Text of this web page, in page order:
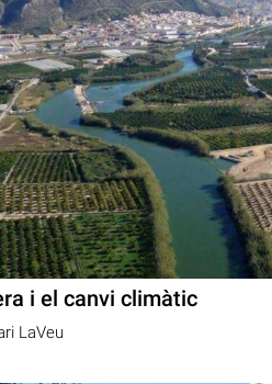
i el canvi climàtic
LaVeu